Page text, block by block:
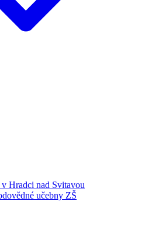
Hradci nad Svitavou
učebny ZŠ